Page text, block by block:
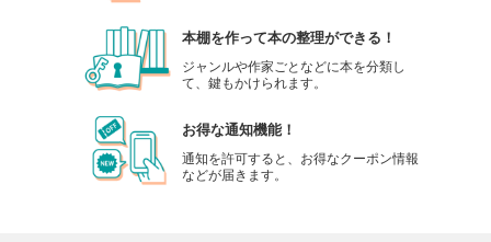
本棚を作って本の整理ができる！
ジャンルや作家ごとなどに本を分類し
て、鍵もかけられます。
お得な通知機能！
通知を許可すると、お得なクーポン情報
などが届きます。